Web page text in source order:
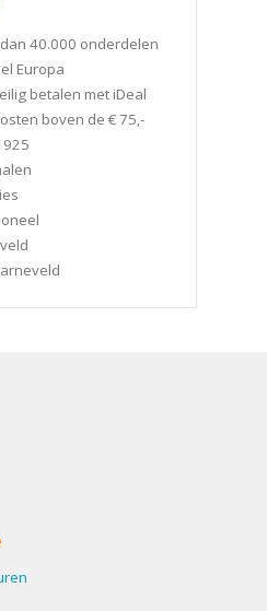
40.000 onderdelen
Europa
betalen met iDeal
boven de € 75,-